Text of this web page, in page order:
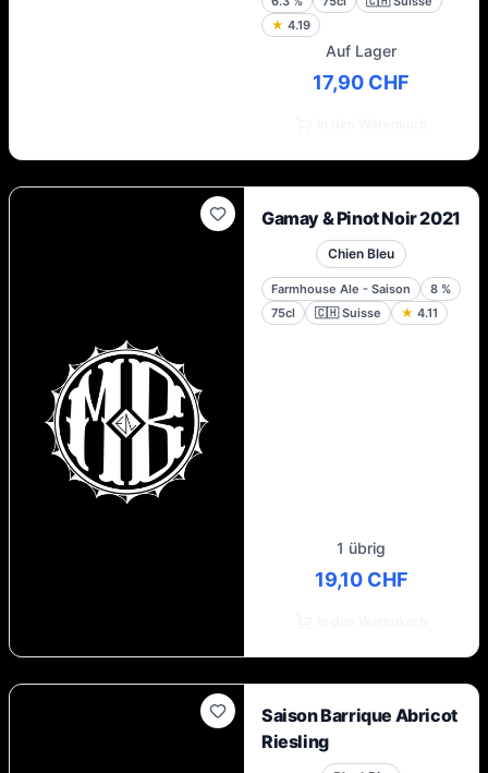
★ 4.19
Auf Lager
17,90 CHF
Gamay & Pinot Noir 2021
Chien Bleu
Farmhouse Ale - Saison 8 %
75cl
🇨🇭 Suisse ★ 4.11
1 übrig
19,10 CHF
Saison Barrique Abricot
Riesling